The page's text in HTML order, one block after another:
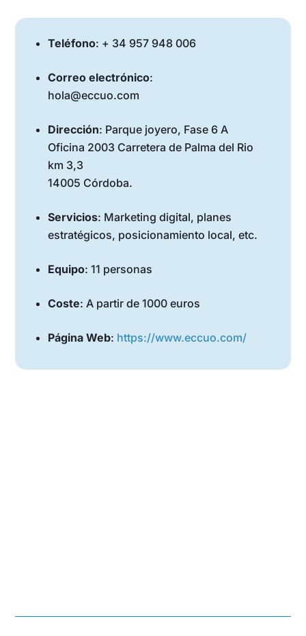
Teléfono: + 34 957 948 006‬
Correo electrónico:
hola@eccuo.com
Dirección: Parque joyero, Fase 6 A
Oficina 2003 Carretera de Palma del Rio
km 3,3
14005 Córdoba.
Servicios: Marketing digital, planes
estratégicos, posicionamiento local, etc.
Equipo: 11 personas
Coste: A partir de 1000 euros
Página Web: https://www.eccuo.com/